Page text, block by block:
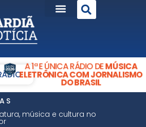
A 1ª E ÚNICA RÁDIO DEMÚSICA
ELETRÔNICA COM JORNALISMO
DO BRASIL
música e cultura no